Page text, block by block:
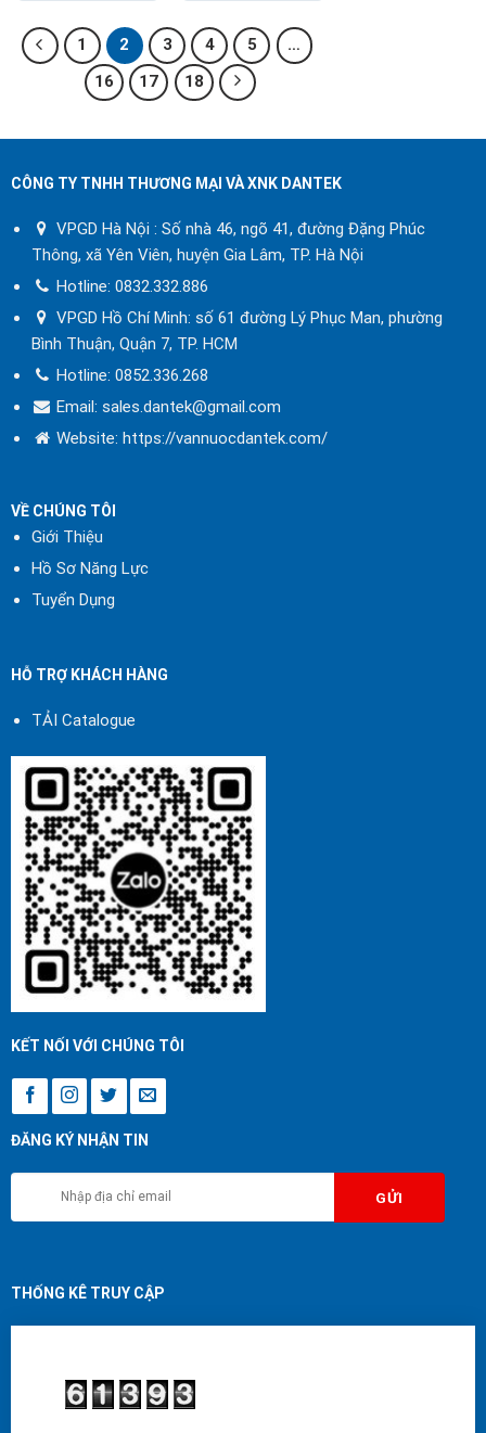
1 2 3 4 5
…
16
17 18
CÔNG TY TNHH THƯƠNG MẠI VÀ XNK DANTEK
VPGD Hà Nội : Số nhà 46, ngõ 41, đường Đặng Phúc
Thông, xã Yên Viên, huyện Gia Lâm, TP. Hà Nội
Hotline:0832.332.886
VPGD Hồ Chí Minh: số 61 đường Lý Phục Man, phường
Bình Thuận, Quận 7, TP. HCM
Hotline:0852.336.268
Email: sales.dantek@gmail.com
Website:https://vannuocdantek.com/
VỀ CHÚNG TÔI
Giới Thiệu
Hồ Sơ Năng Lực
Tuyển Dụng
HỖ TRỢ KHÁCH HÀNG
TẢI Catalogue
KẾT NỐI VỚI CHÚNG TÔI
ĐĂNG KÝ NHẬN TIN
THỐNG KÊ TRUY CẬP